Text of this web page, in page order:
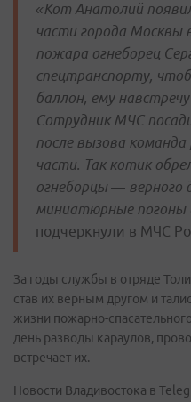
«Кот Анатолий
части города Москвы
пожара огнеборец
спецтранспорту,
баллон, ему
Сотрудник МЧС
после вызова
части. Так котик
огнеборцы — верного
миниатюрные
подчеркнули в МЧС
За годы службы в отряде
став их верным другом и
жизни пожарно-
день разводы караулов,
встречает их.
Новости Владивостока в